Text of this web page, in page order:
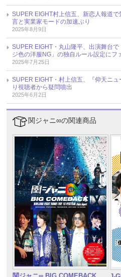
SUPER EIGHT村上信五、新恋人報道
言と実業家モードの加速ぶり
2025年8月9日
SUPER EIGHT・丸山隆平、出演舞台
ジ色の洋服NG」の独自ルール設定にフ
2025年7月25日
SUPER EIGHT・村上信五、『仰天ニ
り視聴者から疑問噴出
2025年6月2日
関ジャニ∞の関連商品